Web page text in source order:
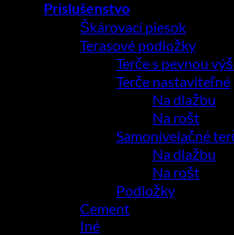
Príslušenstvo
Škárovací piesok
Terasové podložky
Terče s pevnou
Terče nastaviteľné
Na dlažbu
Na rošt
Samonivelačné
Na dlažbu
Na rošt
Podložky
Cement
Iné